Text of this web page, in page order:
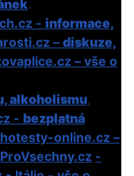
.
- informace,
– diskuze,
– vše o
alkoholismu,
- bezplatná
online.cz –
-